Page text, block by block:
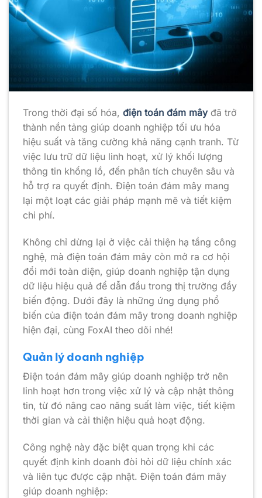
Trong thời đại số hóa, điện toán đám mâyđã trở
thành nền tảng giúp doanh nghiệp tối ưu hóa
hiệu suất và tăng cường khả năng cạnh tranh. Từ
việc lưu trữ dữ liệu linh hoạt, xử lý khối lượng
thông tin khổng lồ, đến phân tích chuyên sâu và
hỗ trợ ra quyết định. Điện toán đám mây mang
lại một loạt các giải pháp mạnh mẽ và tiết kiệm
chi phí.
Không chỉ dừng lại ở việc cải thiện hạ tầng công
nghệ, mà điện toán đám mây còn mở ra cơ hội
đổi mới toàn diện, giúp doanh nghiệp tận dụng
dữ liệu hiệu quả để dẫn đầu trong thị trường đầy
biến động. Dưới đây là những ứng dụng phổ
biến của điện toán đám mây trong doanh nghiệp
hiện đại, cùng FoxAI theo dõi nhé!
Quản lý doanh nghiệp
Điện toán đám mây giúp doanh nghiệp trở nên
linh hoạt hơn trong việc xử lý và cập nhật thông
tin, từ đó nâng cao năng suất làm việc, tiết kiệm
thời gian và cải thiện hiệu quả hoạt động.
Công nghệ này đặc biệt quan trọng khi các
quyết định kinh doanh đòi hỏi dữ liệu chính xác
và liên tục được cập nhật. Điện toán đám mây
giúp doanh nghiệp: